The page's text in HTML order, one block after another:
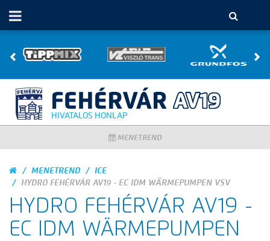
HIVATALOS HONLAP
MENETREND
MENETREND
ICE
HYDRO FEHÉRVÁR AV19 - EC IDM WÄRMEPUMPEN VSV
HYDRO FEHÉRVÁR AV19 -
EC IDM WÄRMEPUMPEN